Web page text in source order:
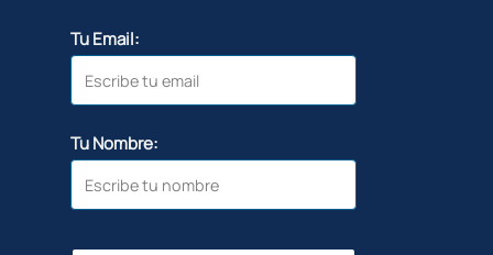
Tu Email:
Tu Nombre: